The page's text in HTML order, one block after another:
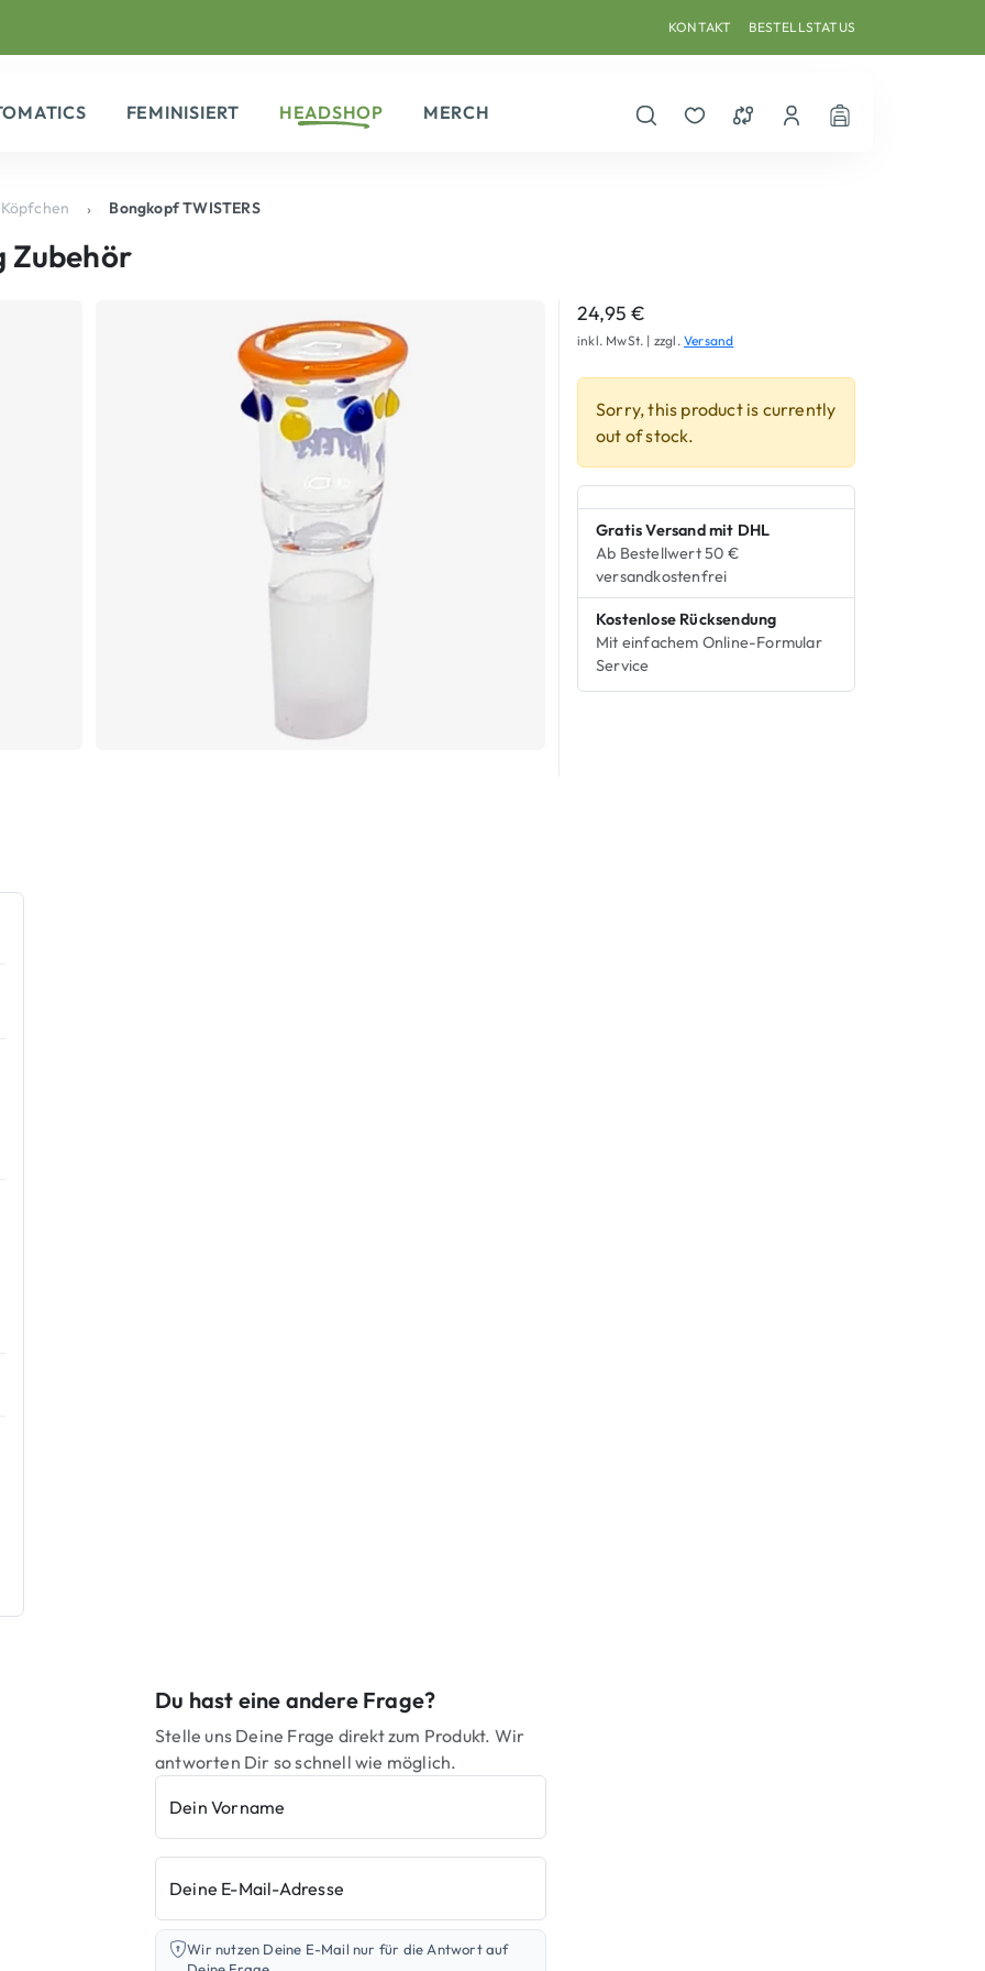
KONTAKT BESTELLSTATUS
FEMINISIERT HEADSHOP
MERCH
Bongkopf TWISTERS
Zubehör
24,95€
inkl. MwSt. | zzgl. Versand
Sorry, this product is currently
out of stock.
Gratis Versand mit DHL
Ab Bestellwert 50 €
versandkostenfrei
Kostenlose Rücksendung
Mit einfachem Online-Formular
Service
Du hast eine andere Frage?
Stelle uns Deine Frage direkt zum Produkt. Wir
antworten Dir so schnell wie möglich.
Dein Vorname
Deine E-Mail-Adresse
Wir nutzen Deine E-Mail nur für die Antwort auf